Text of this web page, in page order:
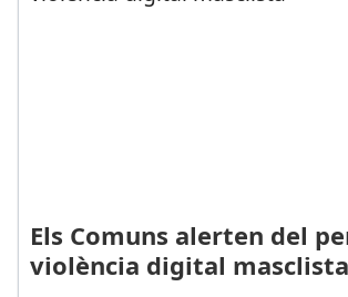
Els Comuns alerten del
violència digital masclista